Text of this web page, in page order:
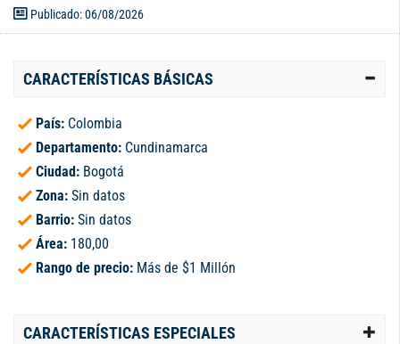
Publicado: 06/08/2026
CARACTERÍSTICAS BÁSICAS
País: Colombia
Departamento: Cundinamarca
Ciudad: Bogotá
Zona: Sin datos
Barrio: Sin datos
Área: 180,00
Rango de precio: Más de $1 Millón
CARACTERÍSTICAS ESPECIALES